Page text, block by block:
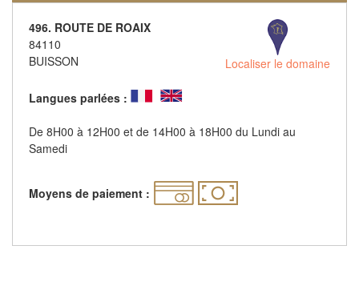
496. ROUTE DE ROAIX
84110
BUISSON
Localiser le domaine
Langues parlées :
De 8H00 à 12H00 et de 14H00 à 18H00 du Lundi au
Samedi
Moyens de paiement :